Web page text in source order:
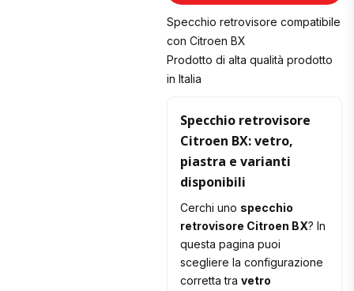
Carrello
Specchio retrovisore compatibile
con Citroen BX
Prodotto di alta qualità prodotto
in Italia
Specchio retrovisore
Citroen BX: vetro,
piastra e varianti
disponibili
Cerchi uno specchio
retrovisore Citroen BX? In
questa pagina puoi
scegliere la configurazione
corretta travetro